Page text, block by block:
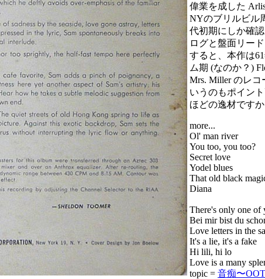
偉業を成した
NYのブリルビル
代初期にしか確
ログと盤面リー
すると、本作は
ム期 (なのか？)
Mrs. Miller のレ
いうのもポイン
ほどの逸材です
more...
Ol' man river
You too, you too?
Secret love
Yodel blues
That old black
Diana
There's only one of
Bei mir bist du
Love letters in the
It's a lie, it's a fake
Hi lili, hi lo
Love is a many
topic = 音痴〜